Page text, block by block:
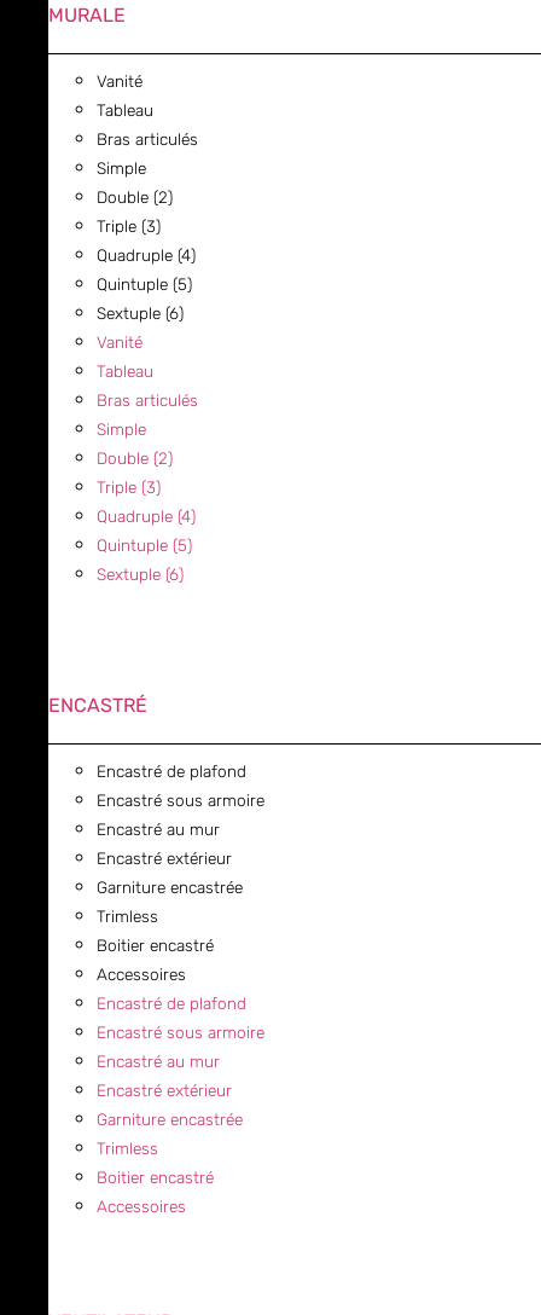
MURALE
Vanité
Tableau
Bras articulés
Simple
Double (2)
Triple (3)
Quadruple (4)
Quintuple (5)
Sextuple (6)
Vanité
Tableau
Bras articulés
Simple
Double (2)
Triple (3)
Quadruple (4)
Quintuple (5)
Sextuple (6)
ENCASTRÉ
Encastré de plafond
Encastré sous armoire
Encastré au mur
Encastré extérieur
Garniture encastrée
Trimless
Boitier encastré
Accessoires
Encastré de plafond
Encastré sous armoire
Encastré au mur
Encastré extérieur
Garniture encastrée
Trimless
Boitier encastré
Accessoires